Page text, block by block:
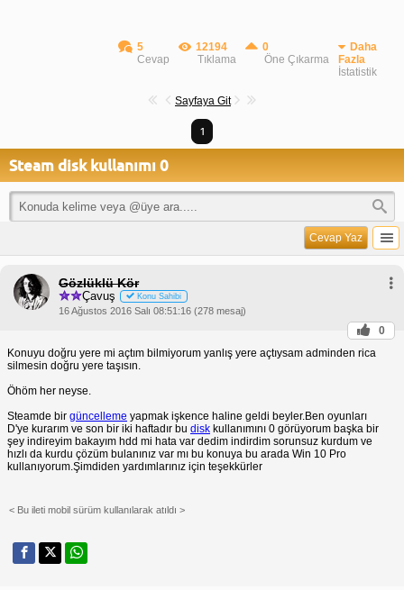
5
Cevap
12194
Tıklama
0
Öne Çıkarma
Daha
Fazla
İstatistik
Sayfaya Git
1
Steam disk kullanımı 0
Cevap Yaz
Gözlüklü Kör
Çavuş Konu Sahibi
16 Ağustos 2016 Salı 08:51:16 (278 mesaj)
0
Konuyu doğru yere mi açtım bilmiyorum yanlış yere açtıysam adminden rica
silmesin doğru yere taşısın.
Öhöm her neyse.
Steamde bir güncelleme yapmak işkence haline geldi beyler.Ben oyunları
D'ye kurarım ve son bir iki haftadır bu disk kullanımını 0 görüyorum başka bir
şey indireyim bakayım hdd mi hata var dedim indirdim sorunsuz kurdum ve
hızlı da kurdu çözüm bulanınız var mı bu konuya bu arada Win 10 Pro
kullanıyorum.Şimdiden yardımlarınız için teşekkürler
< Bu ileti mobil sürüm kullanılarak atıldı >